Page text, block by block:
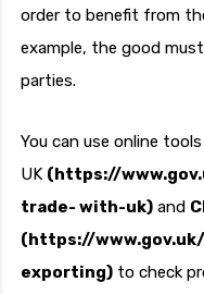
order to benefit from
example, the good
parties.
You can use online
UK (https://
trade- with-uk) and
(https://
exporting) to check